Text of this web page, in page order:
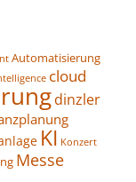
Automatisierung
cloud
dinzler
KI Konzert
Messe